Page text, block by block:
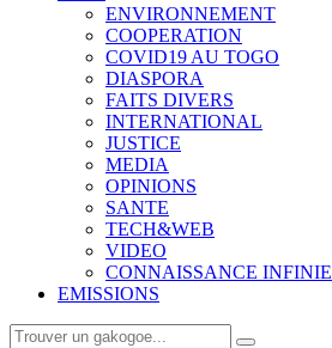
ENVIRONNEMENT
COOPERATION
COVID19 AU TOGO
DIASPORA
FAITS DIVERS
INTERNATIONAL
JUSTICE
MEDIA
OPINIONS
SANTE
TECH&WEB
VIDEO
CONNAISSANCE INFINIE
EMISSIONS